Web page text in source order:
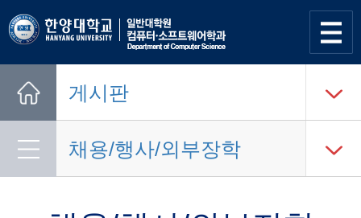
사이트
게시판
채용/행사/외부장학